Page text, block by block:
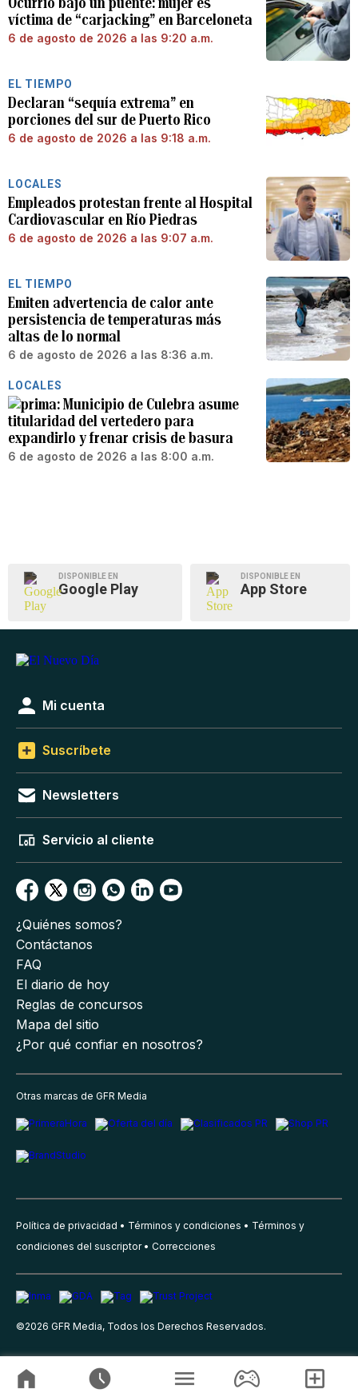
víctima de “carjacking” en Barceloneta
6 de agosto de 2026 a las 9:20 a.m.
EL TIEMPO
Declaran “sequía extrema” en
porciones del sur de Puerto Rico
6 de agosto de 2026 a las 9:18 a.m.
LOCALES
Empleados protestan frente al Hospital
Cardiovascular en Río Piedras
6 de agosto de 2026 a las 9:07 a.m.
EL TIEMPO
Emiten advertencia de calor ante
persistencia de temperaturas más
altas de lo normal
6 de agosto de 2026 a las 8:36 a.m.
LOCALES
Municipio de Culebra asume
titularidad del vertedero para
expandirlo y frenar crisis de basura
6 de agosto de 2026 a las 8:00 a.m.
DISPONIBLE EN
Google Play
DISPONIBLE EN
App Store
Mi cuenta
Suscríbete
Newsletters
Servicio al cliente
¿Quiénes somos?
Contáctanos
FAQ
El diario de hoy
Reglas de concursos
Mapa del sitio
¿Por qué confiar en nosotros?
Otras marcas de GFR Media
Política de privacidad Términos y condiciones
Términos y
condiciones del suscriptor
Correcciones
©2026 GFR Media, Todos los Derechos Reservados.